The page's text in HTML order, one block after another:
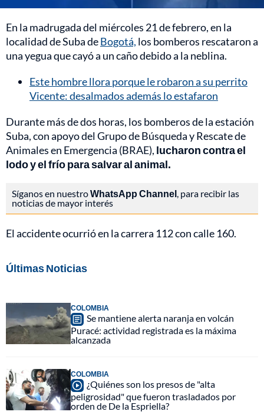
En la madrugada del miércoles 21 de febrero, en la
localidad de Suba deBogotá, los bomberos rescataron a
una yegua que cayó a un caño debido a la neblina.
Este hombre llora porque le robaron a su perrito
Vicente: desalmados además lo estafaron
Durante más de dos horas, los bomberos de la estación
Suba, con apoyo del Grupo de Búsqueda y Rescate de
Animales en Emergencia (BRAE), lucharon contra el
lodo y el frío para salvar al animal.
Síganos en nuestroWhatsApp Channel , para recibir las
noticias de mayor interés
El accidente ocurrió en la carrera 112 con calle 160.
Últimas Noticias
COLOMBIA
Se mantiene alerta naranja en volcán
Puracé: actividad registrada es la máxima
alcanzada
COLOMBIA
¿Quiénes son los presos de "alta
peligrosidad" que fueron trasladados por
orden de De la Espriella?